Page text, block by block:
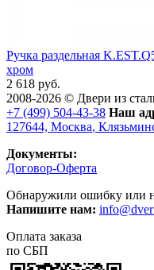
Ручка раздельная
хром
2 618 руб.
2008-2026 © Двери из
+7 (499) 504-43-38 Наш
127644, Москва,
Документы:
Договор-Оферта
Обнаружили ошибку или
Напишите нам:
Оплата заказа
по СБП